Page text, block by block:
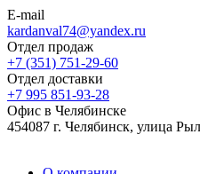
E-mail
kardanval74@yandex.ru
Отдел продаж
+7 (351) 751-29-60
Отдел доставки
+7 995 851-93-28
Офис в Челябинске
454087 г. Челябинск, улица